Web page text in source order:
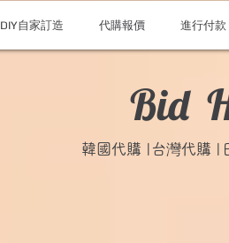
DIY自家訂造 代購報價 進行付款
Bid
韓國代購 |台灣代購 |